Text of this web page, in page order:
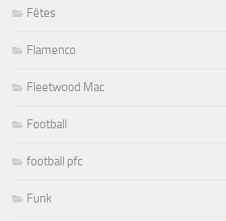
Fêtes
Flamenco
Fleetwood Mac
Football
football pfc
Funk